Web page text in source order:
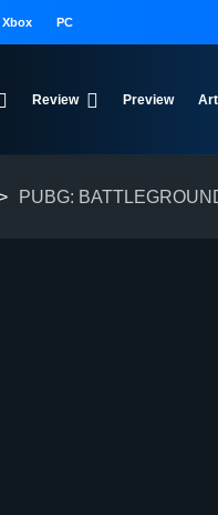
Xbox PC
Review Preview
PUBG: